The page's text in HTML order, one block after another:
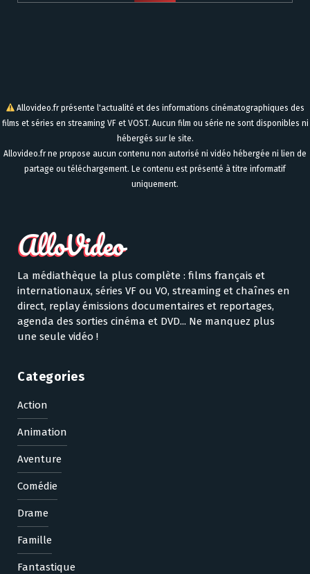
Allovideo.fr présente l'actualité et des informations cinématographiques des
films et séries en streaming VF et VOST. Aucun film ou série ne sont disponibles ni
hébergés sur le site.
Allovideo.fr ne propose aucun contenu non autorisé ni vidéo hébergée ni lien de
partage ou téléchargement. Le contenu est présenté à titre informatif
uniquement.
La médiathèque la plus complète : films français et
internationaux, séries VF ou VO, streaming et chaînes en
direct, replay émissions documentaires et reportages,
agenda des sorties cinéma et DVD... Ne manquez plus
une seule vidéo !
Categories
Action
Animation
Aventure
Comédie
Drame
Famille
Fantastique